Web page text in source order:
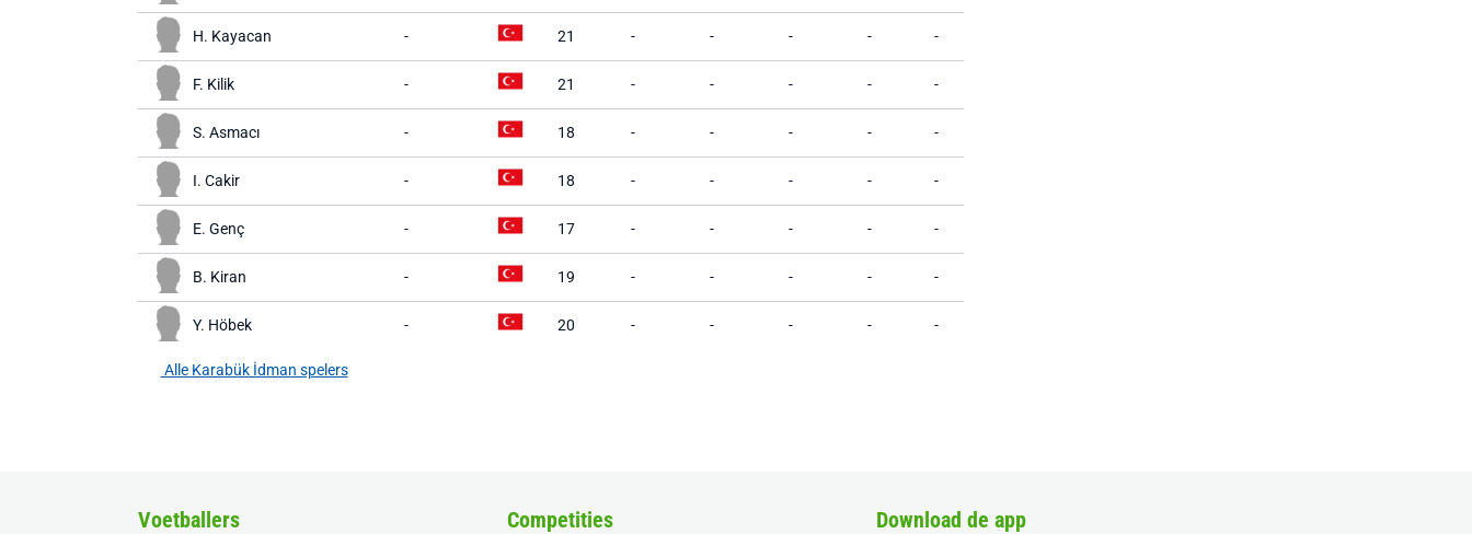
H. Kayacan - 21 - - - - -
F. Kilik - 21 - - - - -
S. Asmacı - 18 - - - - -
I. Cakir - 18 - - - - -
E. Genç - 17 - - - - -
B. Kiran - 19 - - - - -
Y. Höbek - 20 - - - - -
Alle Karabük İdman spelers
Voetballers Competities Download de app